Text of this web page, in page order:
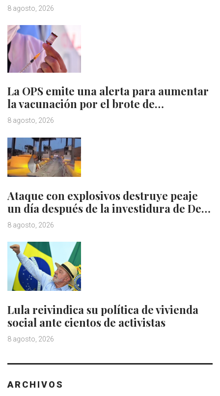
8 agosto, 2026
La OPS emite una alerta para aumentar
la vacunación por el brote de…
8 agosto, 2026
Ataque con explosivos destruye peaje
un día después de la investidura de De…
8 agosto, 2026
Lula reivindica su política de vivienda
social ante cientos de activistas
8 agosto, 2026
ARCHIVOS